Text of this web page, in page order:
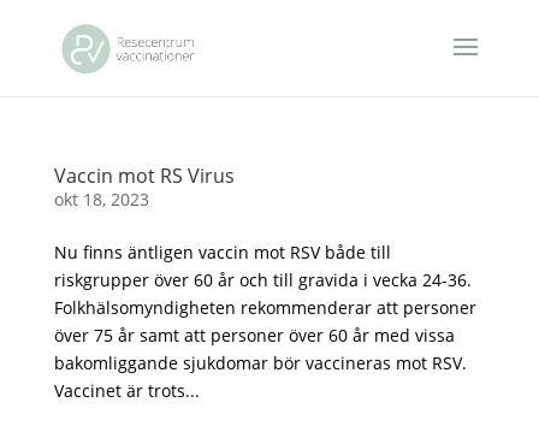
Vaccin mot RS Virus
okt 18, 2023
Nu finns äntligen vaccin mot RSV både till
riskgrupper över 60 år och till gravida i vecka 24-36.
Folkhälsomyndigheten rekommenderar att personer
över 75 år samt att personer över 60 år med vissa
bakomliggande sjukdomar bör vaccineras mot RSV.
Vaccinet är trots...